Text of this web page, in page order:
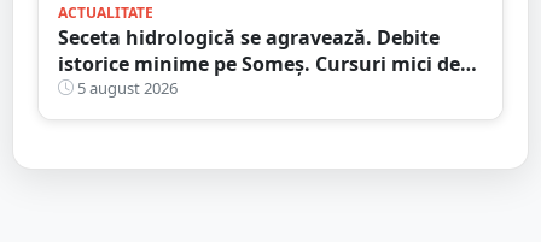
ACTUALITATE
Seceta hidrologică se agravează. Debite
istorice minime pe Someș. Cursuri mici de
ape au secat
5 august 2026